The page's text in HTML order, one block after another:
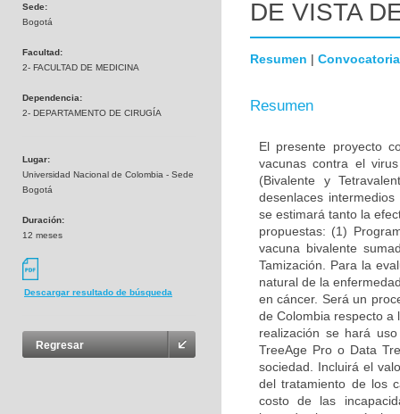
Sede:
Bogotá
Facultad:
2- FACULTAD DE MEDICINA
Dependencia:
2- DEPARTAMENTO DE CIRUGÍA
Lugar:
Universidad Nacional de Colombia - Sede
Bogotá
Duración:
12 meses
Descargar resultado de búsqueda
Regresar
DE VISTA
Resumen | Convocatoria
Resumen
El presente proyecto
vacunas contra el
(Bivalente y
desenlaces
se estimará tanto la
propuestas: (1)
vacuna bivalente
Tamización. Para la
natural de la
en cáncer. Será un
de Colombia respecto a
realización se hará
TreeAge Pro o Data
sociedad. Incluirá el
del tratamiento de los
costo de las